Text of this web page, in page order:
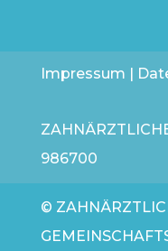
Impressum |
986700
©